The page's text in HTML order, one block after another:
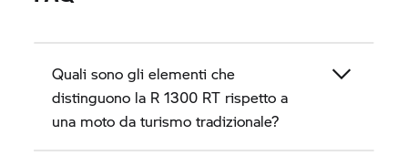
Quali sono gli elementi che
distinguono la R 1300 RT rispetto a
una moto da turismo tradizionale?